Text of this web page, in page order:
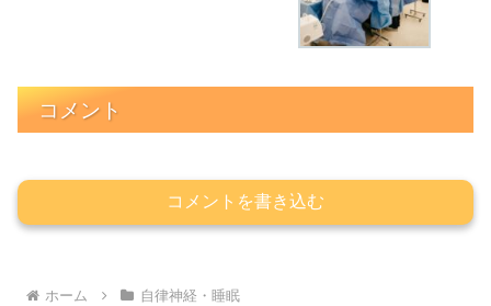
コメント
コメントを書き込む
ホーム 自律神経・睡眠